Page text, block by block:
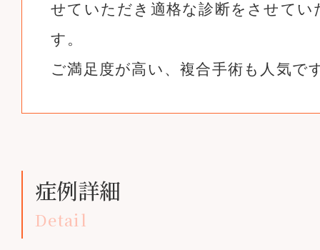
せていただき適格な診断をさせてい
す。
ご満足度が高い、複合手術も人気で
症例詳細
Detail